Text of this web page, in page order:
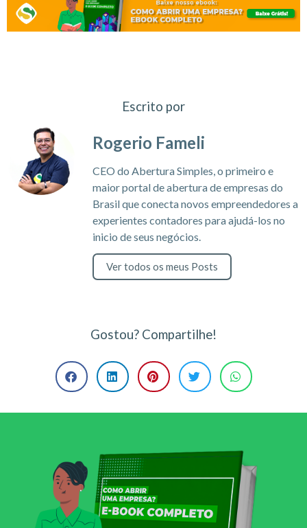
Escrito por
Rogerio Fameli
CEO do Abertura Simples, o primeiro e
maior portal de abertura de empresas do
Brasil que conecta novos empreendedores a
experientes contadores para ajudá-los no
inicio de seus negócios.
Ver todos os meus Posts
Gostou? Compartilhe!